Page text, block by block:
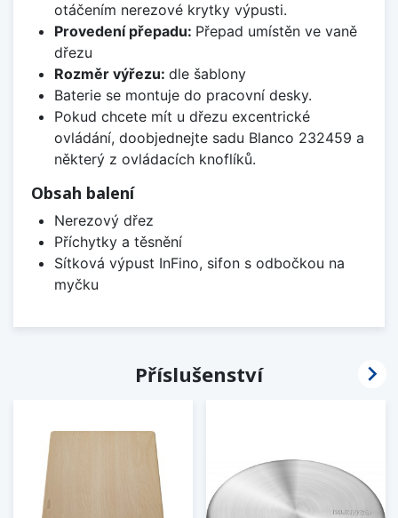
otáčením nerezové krytky výpusti.
Provedení přepadu: Přepad umístěn ve vaně
dřezu
Rozměr výřezu: dle šablony
Baterie se montuje do pracovní desky.
Pokud chcete mít u dřezu excentrické
ovládání, doobjednejte sadu Blanco 232459 a
některý z ovládacích knoflíků.
Obsah balení
Nerezový dřez
Příchytky a těsnění
Sítková výpust InFino, sifon s odbočkou na
myčku
Příslušenství 